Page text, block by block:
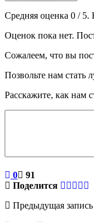
Средняя оценка 0 / 5.
Оценок пока нет.
Сожалеем, что вы
Позвольте нам стать
Расскажите, как нам
0
91
Поделится
Предыдущая запись